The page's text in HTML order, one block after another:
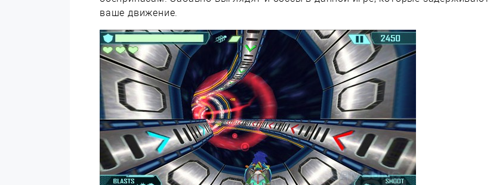
ваше движение.